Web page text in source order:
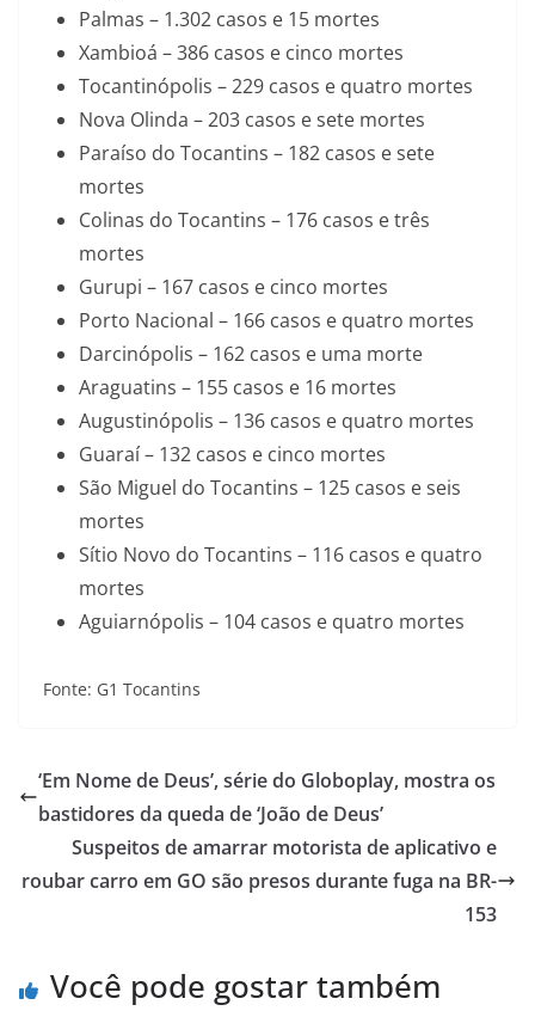
Palmas – 1.302 casos e 15 mortes
Xambioá – 386 casos e cinco mortes
Tocantinópolis – 229 casos e quatro mortes
Nova Olinda – 203 casos e sete mortes
Paraíso do Tocantins – 182 casos e sete
mortes
Colinas do Tocantins – 176 casos e três
mortes
Gurupi – 167 casos e cinco mortes
Porto Nacional – 166 casos e quatro mortes
Darcinópolis – 162 casos e uma morte
Araguatins – 155 casos e 16 mortes
Augustinópolis – 136 casos e quatro mortes
Guaraí – 132 casos e cinco mortes
São Miguel do Tocantins – 125 casos e seis
mortes
Sítio Novo do Tocantins – 116 casos e quatro
mortes
Aguiarnópolis – 104 casos e quatro mortes
Fonte: G1 Tocantins
‘Em Nome de Deus’, série do Globoplay, mostra os
bastidores da queda de ‘João de Deus’
Suspeitos de amarrar motorista de aplicativo e
roubar carro em GO são presos durante fuga na BR-
153
Você pode gostar também